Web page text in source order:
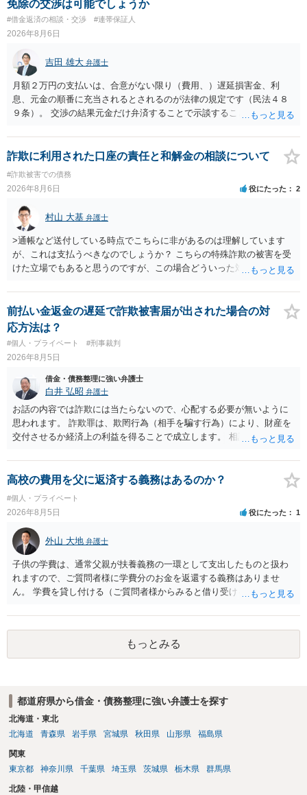
免除の交渉は可能でしょうか
#借金返済の相談・交渉 #連帯保証人
2026年8月6日
吉田 雄大 弁護士
月額２万円の支払いは、合意がない限り（費用、）遅延損害金、利
息、元金の順番に充当されるとされるのが法律の規定です（民法４８
９条）。 交渉の結果元金だけ弁済することで示談することは、弁護士
ることには消極的なことが多いものの、お近くの弁護士にご依頼しチ
ャレンジなさる意義は十分にあると思います。
詐欺に利用された口座の責任と和解金の相談について
#詐欺被害での債務
2026年8月6日 役にたった 2
村山 大基 弁護士
>通帳など送付している時点でこちらに非があるのは理解しています
が、これは支払うべきなのでしょうか？ こちらの特殊詐欺の被害を受
けた立場でもあると思うのですが、この場合どういった対処が必要で
がいいとは思います。 そもそも、特殊詐欺関係なく旦那さんの行為
は法に触れる可能性もあります。 ＞100万を支払わず穏便に和解する
ことは可能でしょうか？ →一般的には難しいです。相談者さんも１０
０万円の被害を受けたとして、１円も払わないで和解したいと言われ
たら、 できるだけ重い刑罰を与えて欲しい、と思われるのではない
でしょうか。 ＞弁護士さんに入ってもらうことで支払額が下がること
はありますか？ そこはあり得ます、ただ、弁護士費用かけるならその
分賠償に回すことも考えられるので、 兼ね合いは考えてみましょう。
前払い金返金の遅延で詐欺被害届が出された場合の対
応方法は？
#個人・プライベート #刑事裁判
2026年8月5日
借金・債務整理に強い弁護士
白井 弘昭 弁護士
お話の内容では詐欺には当たらないので、心配する必要が無いように
思われます。 詐欺罪は、欺罔行為（相手を騙す行為）により、財産を
交付させるか経済上の利益を得ることで成立します。 相談者さんは、
ので、詐欺罪の実行行為性が無く罪に問うことはできません。 おそら
く、相手が真実を話せば警察も取り合わないと思いますが、虚偽の内
容を述べた場合は、捜査はあるかもしれません。 ただし、捜査におい
て、真実を説明すれば、「ちゃんと返しなさいよ」程度の注意で済む
ことだと思われます。 また、返せるお金が無いのであれば、返せない
のは致し方ありません。真摯に分割して支払うことを相手に告げてい
くのみでしょう。 以上、ご参考まで。
高校の費用を父に返済する義務はあるのか？
#個人・プライベート
2026年8月5日 役にたった 1
外山 大地 弁護士
子供の学費は、通常父親が扶養義務の一環として支出したものと扱わ
れますので、ご質問者様に学費分のお金を返還する義務はありませ
ん。 学費を貸し付ける（ご質問者様からみると借り受ける）といった
ょう。
もっとみる
都道府県から借金・債務整理に強い弁護士を探す
北海道・東北
北海道
青森県 岩手県 宮城県 秋田県 山形県 福島県
関東
東京都
神奈川県 千葉県 埼玉県 茨城県 栃木県 群馬県
北陸・甲信越